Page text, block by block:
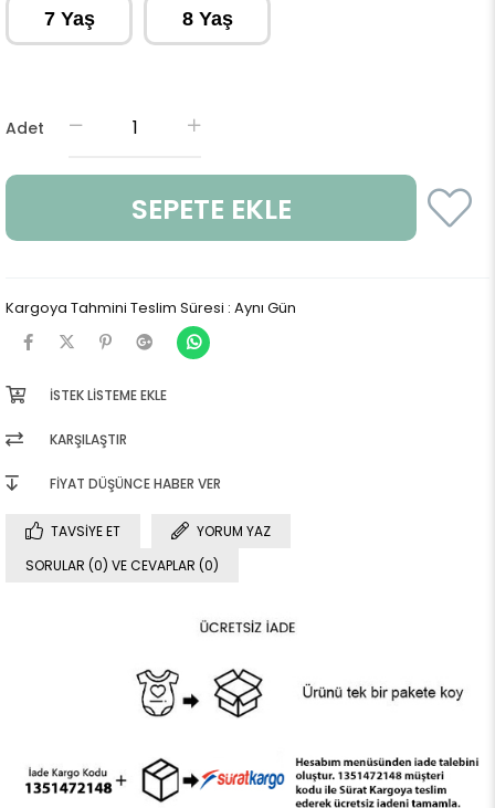
7 Yaş 8 Yaş
Adet
Kargoya Tahmini Teslim Süresi : Aynı Gün
İSTEK LISTEME EKLE
KARŞILAŞTIR
FIYAT DÜŞÜNCE HABER VER
TAVSIYE ET
YORUM YAZ
SORULAR (0) VE CEVAPLAR (0)